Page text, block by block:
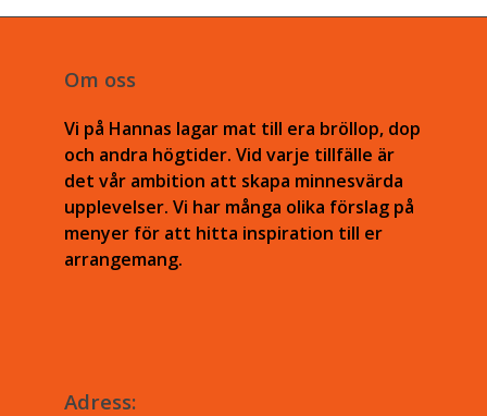
Om oss
Vi på Hannas lagar mat till era bröllop, dop
och andra högtider. Vid varje tillfälle är
det vår ambition att skapa minnesvärda
upplevelser. Vi har många olika förslag på
menyer för att hitta inspiration till er
arrangemang.
Adress: